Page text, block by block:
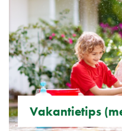
Vakantietips